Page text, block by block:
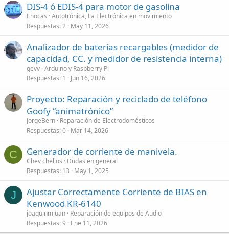
DIS-4 ó EDIS-4 para motor de gasolina
Enocas Autotrónica, La Electrónica en movimiento
Respuestas 2 May 11, 2026
Analizador de baterías recargables (medidor de
capacidad, CC. y medidor de resistencia interna)
gevv Arduino y Raspberry Pi
Respuestas 1 Jun 16, 2026
Proyecto: Reparación y reciclado de teléfono
Goofy “animatrónico”
JorgeBern Reparación de Electrodomésticos
Respuestas 0 Mar 14, 2026
C Generador de corriente de manivela.
Chev chelios
Dudas en general
Respuestas 13 May 1, 2025
J
Ajustar Correctamente Corriente de BIAS en
Kenwood KR-6140
joaquinmjuan Reparación de equipos de Audio
Respuestas 9 Ene 11, 2026